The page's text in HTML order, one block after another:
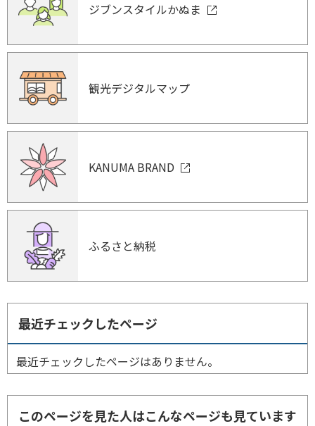
ジブンスタイルかぬま
観光デジタルマップ
KANUMA BRAND
ふるさと納税
最近チェックしたページ
最近チェックしたページはありません。
このページを見た人はこんなページも見ています